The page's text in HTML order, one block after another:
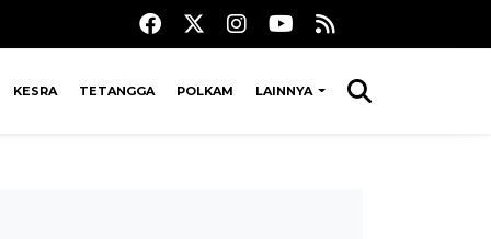
KESRA TETANGGA POLKAM LAINNYA